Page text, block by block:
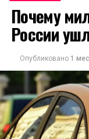
Почему
России
Опубликовано 1